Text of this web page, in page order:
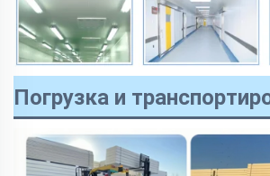
Погрузка и